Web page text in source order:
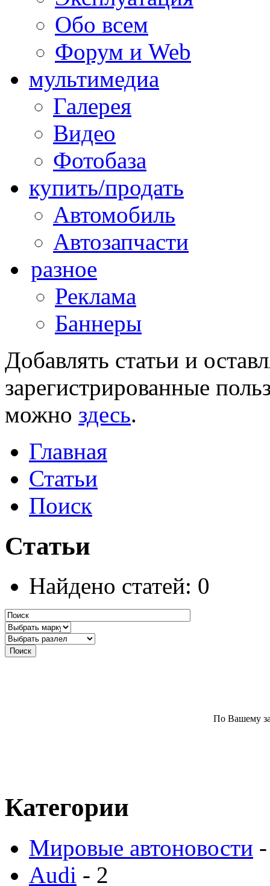
Обо всем
Форум и Web
мультимедиа
Галерея
Видео
Фотобаза
купить/продать
Автомобиль
Автозапчасти
разное
Реклама
Баннеры
Добавлять статьи и
зарегистрированные
можно здесь.
Главная
Статьи
Поиск
Статьи
Найдено статей: 0
По Вашему
Категории
Мировые автоновости
Audi - 2